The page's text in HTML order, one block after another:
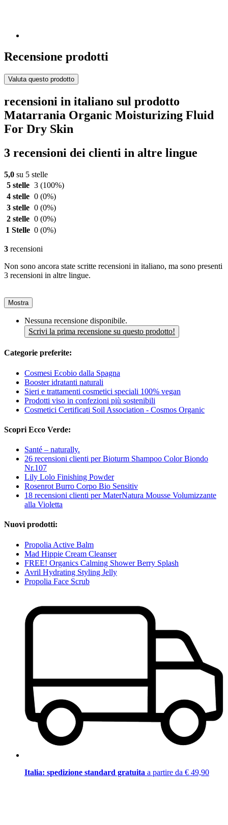
Recensione prodotti
Valuta questo prodotto
recensioni in italiano sul prodotto
Matarrania Organic Moisturizing Fluid
For Dry Skin
3 recensioni dei clienti in altre lingue
5,0 su 5 stelle
5 stelle 3 (100%)
4 stelle 0 (0%)
3 stelle 0 (0%)
2 stelle 0 (0%)
1 Stelle 0 (0%)
3 recensioni
Non sono ancora state scritte recensioni in italiano, ma sono presenti
3 recensioni in altre lingue.
Mostra
Nessuna recensione disponibile.
Scrivi la prima recensione su questo prodotto!
Categorie preferite:
Cosmesi Ecobio dalla Spagna
Booster idratanti naturali
Sieri e trattamenti cosmetici speciali 100% vegan
Prodotti viso in confezioni più sostenibili
Cosmetici Certificati Soil Association - Cosmos Organic
Scopri Ecco Verde:
Santé – naturally.
26 recensioni clienti per Bioturm Shampoo Color Biondo
Nr.107
Lily Lolo Finishing Powder
Rosenrot Burro Corpo Bio Sensitiv
18 recensioni clienti per MaterNatura Mousse Volumizzante
alla Violetta
Nuovi prodotti:
Propolia Active Balm
Mad Hippie Cream Cleanser
FREE! Organics Calming Shower Berry Splash
Avril Hydrating Styling Jelly
Propolia Face Scrub
Italia: spedizione standard gratuita a partire da € 49,90